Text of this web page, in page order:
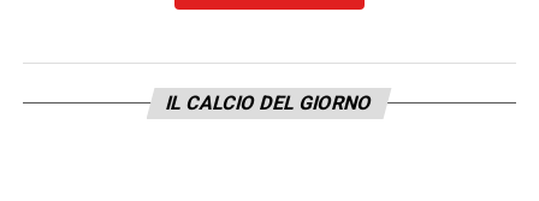
IL CALCIO DEL GIORNO